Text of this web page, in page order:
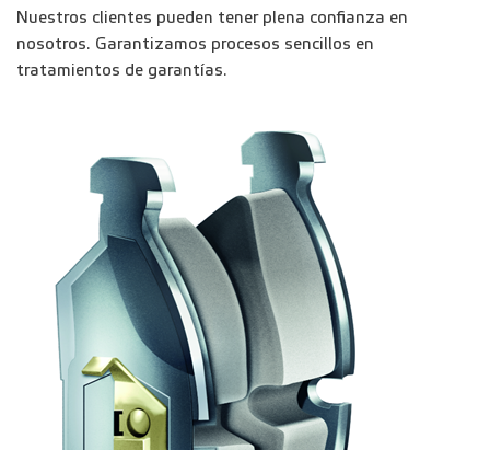
Nuestros clientes pueden tener plena confianza en
nosotros. Garantizamos procesos sencillos en
tratamientos de garantías.